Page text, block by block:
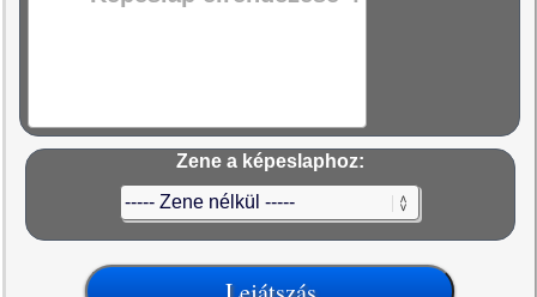
Zene a képeslaphoz: